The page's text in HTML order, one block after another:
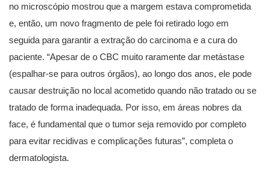
no microscópio mostrou que a margem estava comprometida
e, então, um novo fragmento de pele foi retirado logo em
seguida para garantir a extração do carcinoma e a cura do
paciente. “Apesar de o CBC muito raramente dar metástase
(espalhar-se para outros órgãos), ao longo dos anos, ele pode
causar destruição no local acometido quando não tratado ou se
tratado de forma inadequada. Por isso, em áreas nobres da
face, é fundamental que o tumor seja removido por completo
para evitar recidivas e complicações futuras”, completa o
dermatologista.